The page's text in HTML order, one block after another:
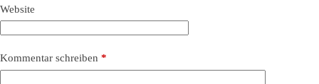
Website
Kommentar schreiben *